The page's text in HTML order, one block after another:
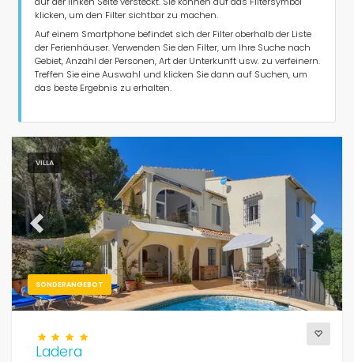
Art der Unterkunft
Personen
Badezimmer
Beliebte Dienste
Bedingungen
klicken, um den Filter sichtbar zu machen.
Auf einem Smartphone befindet sich der Filter oberhalb der Liste
der Ferienhäuser. Verwenden Sie den Filter, um Ihre Suche nach
Gebiet, Anzahl der Personen, Art der Unterkunft usw. zu verfeinern.
Treffen Sie eine Auswahl und klicken Sie dann auf Suchen, um
das beste Ergebnis zu erhalten.
VILLA
SONDERANGEBOT
Previous Next
Ladera